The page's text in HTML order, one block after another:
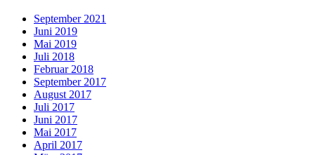
September 2021
Juni 2019
Mai 2019
Juli 2018
Februar 2018
September 2017
August 2017
Juli 2017
Juni 2017
Mai 2017
April 2017